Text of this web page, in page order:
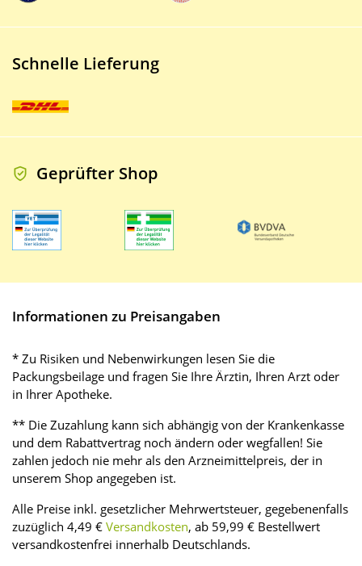
Schnelle Lieferung
Geprüfter Shop
Informationen zu Preisangaben
* Zu Risiken und Nebenwirkungen lesen Sie die
Packungsbeilage und fragen Sie Ihre Ärztin, Ihren Arzt oder
in Ihrer Apotheke.
** Die Zuzahlung kann sich abhängig von der Krankenkasse
und dem Rabattvertrag noch ändern oder wegfallen! Sie
zahlen jedoch nie mehr als den Arzneimittelpreis, der in
unserem Shop angegeben ist.
Alle Preise inkl. gesetzlicher Mehrwertsteuer, gegebenenfalls
zuzüglich 4,49 € Versandkosten, ab 59,99 € Bestellwert
versandkostenfrei innerhalb Deutschlands.